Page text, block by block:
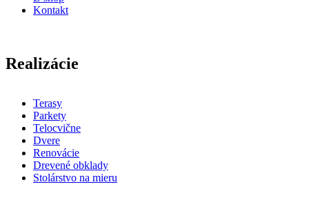
Kontakt
Realizácie
Terasy
Parkety
Telocvične
Dvere
Renovácie
Drevené obklady
Stolárstvo na mieru